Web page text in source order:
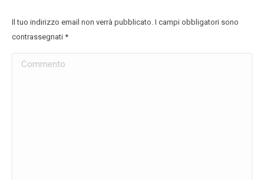
Il tuo indirizzo email non verrà pubblicato. I campi obbligatori sono
contrassegnati *
Commento